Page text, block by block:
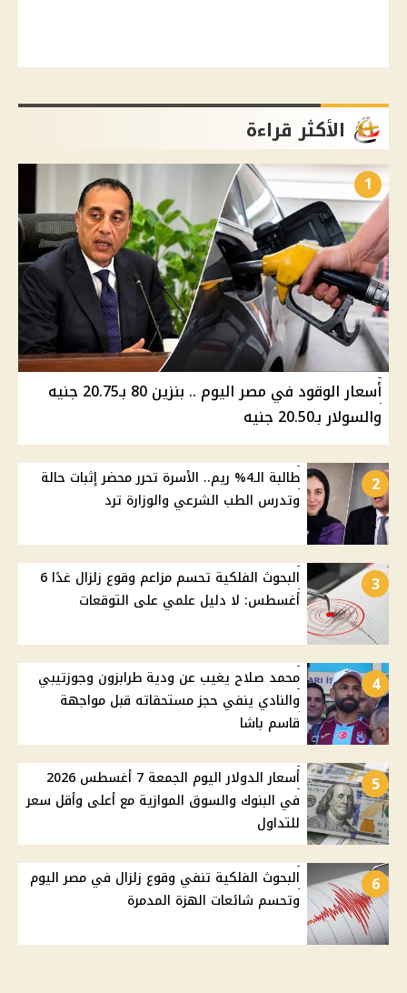
الأكثر قراءة
1
أسعار الوقود في مصر اليوم .. بنزين 80 بـ20.75 جنيه
والسولار بـ20.50 جنيه
2
طالبة الـ4% ريم.. الأسرة تحرر محضر إثبات حالة
وتدرس الطب الشرعي والوزارة ترد
3
البحوث الفلكية تحسم مزاعم وقوع زلزال غدًا 6
أغسطس: لا دليل علمي على التوقعات
4
محمد صلاح يغيب عن ودية طرابزون وجوزتيبي
والنادي ينفي حجز مستحقاته قبل مواجهة
قاسم باشا
5
أسعار الدولار اليوم الجمعة 7 أغسطس 2026
في البنوك والسوق الموازية مع أعلى وأقل سعر
للتداول
6
البحوث الفلكية تنفي وقوع زلزال في مصر اليوم
وتحسم شائعات الهزة المدمرة